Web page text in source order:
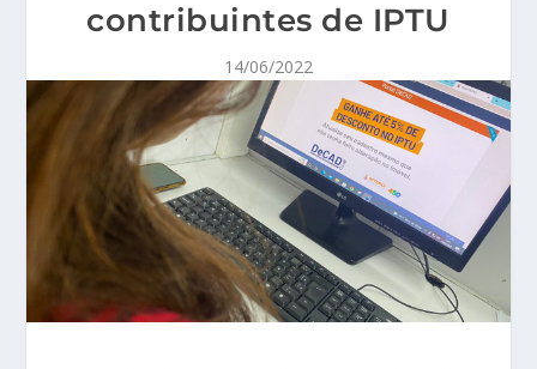
contribuintes de IPTU
14/06/2022